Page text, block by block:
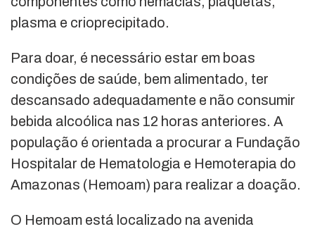
plasma e crioprecipitado.
Para doar, é necessário estar em boas
condições de saúde, bem alimentado, ter
descansado adequadamente e não consumir
bebida alcoólica nas 12 horas anteriores. A
população é orientada a procurar a Fundação
Hospitalar de Hematologia e Hemoterapia do
Amazonas (Hemoam) para realizar a doação.
O Hemoam está localizado na avenida